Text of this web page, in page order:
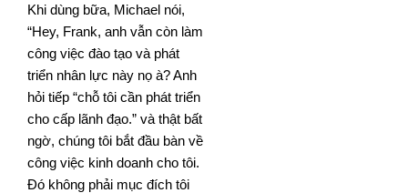
Khi dùng bữa, Michael nói,
“Hey, Frank, anh vẫn còn làm
công việc đào tạo và phát
triển nhân lực này nọ à? Anh
hỏi tiếp “chỗ tôi cần phát triển
cho cấp lãnh đạo.” và thật bất
ngờ, chúng tôi bắt đầu bàn về
công việc kinh doanh cho tôi.
Đó không phải mục đích tôi